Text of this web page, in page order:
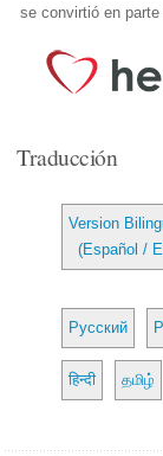
se convirtió en parte
Traducción
Version
(Español /
Русский
हिन्दी தமிழ்